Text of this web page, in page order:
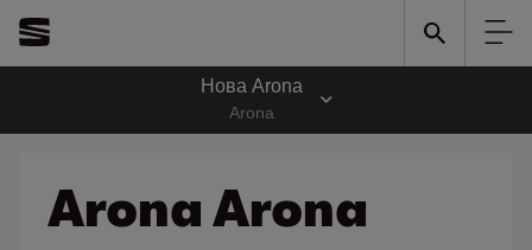
Нова Arona
Arona
Arona Arona